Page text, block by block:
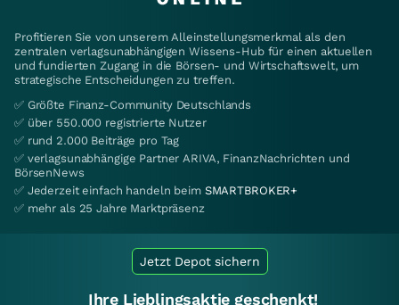
Profitieren Sie von unserem Alleinstellungsmerkmal als den
zentralen verlagsunabhängigen Wissens-Hub für einen aktuellen
und fundierten Zugang in die Börsen- und Wirtschaftswelt, um
strategische Entscheidungen zu treffen.
✅ Größte Finanz-Community Deutschlands
✅ über 550.000 registrierte Nutzer
✅ rund 2.000 Beiträge pro Tag
✅ verlagsunabhängige Partner ARIVA, FinanzNachrichten und
BörsenNews
✅ Jederzeit einfach handeln beim SMARTBROKER+
✅ mehr als 25 Jahre Marktpräsenz
Jetzt Depot sichern
Ihre Lieblingsaktie geschenkt!